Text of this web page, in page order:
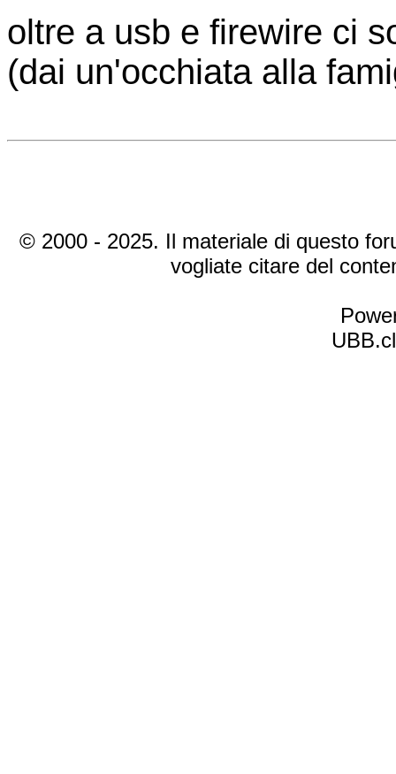
oltre a usb e firewire ci
(dai un'occhiata alla
© 2000 - 2025. Il materiale di questo
vogliate citare del